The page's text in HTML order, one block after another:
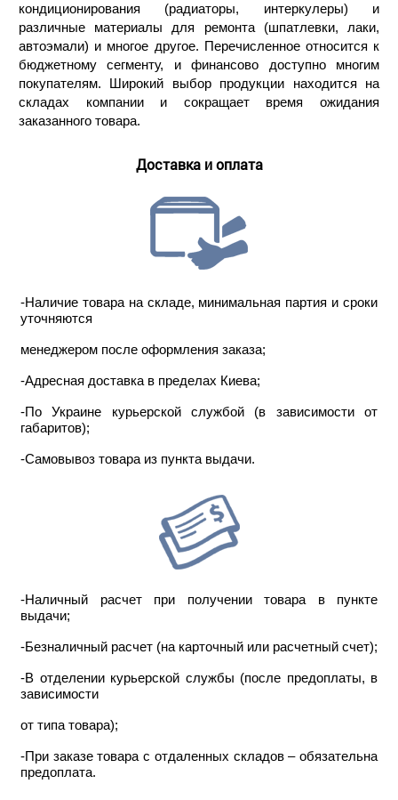
кондиционирования (радиаторы, интеркулеры) и
различные материалы для ремонта (шпатлевки, лаки,
автоэмали) и многое другое. Перечисленное относится к
бюджетному сегменту, и финансово доступно многим
покупателям. Широкий выбор продукции находится на
складах компании и сокращает время ожидания
заказанного товара.
Доставка и оплата
-Наличие товара на складе, минимальная партия и сроки
уточняются
менеджером после оформления заказа;
-Адресная доставка в пределах Киева;
-По Украине курьерской службой (в зависимости от
габаритов);
-Самовывоз товара из пункта выдачи.
-Наличный расчет при получении товара в пункте
выдачи;
-Безналичный расчет (на карточный или расчетный счет);
-В отделении курьерской службы (после предоплаты, в
зависимости
от типа товара);
-При заказе товара с отдаленных складов – обязательна
предоплата.